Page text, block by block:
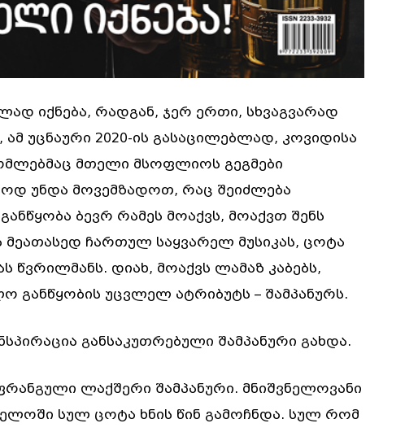
იქნება, რადგან, ჯერ ერთი, სხვაგვარად
უცნაური 2020-ის გასაცილებლად, კოვიდისა
მთელი მსოფლიოს გეგმები
უნდა მოვემზადოთ, რაც შეიძლება
ბევრ რამეს მოაქვს, მოაქვთ შენს
მეათასედ ჩართულ საყვარელ მუსიკას, ცოტა
წვრილმანს. დიახ, მოაქვს ლამაზ კაბებს,
განწყობის უცვლელ ატრიბუტს – შამპანურს.
განსაკუთრებული შამპანური გახდა.
ლაქშერი შამპანური. მნიშვნელოვანი
სულ ცოტა ხნის წინ გამოჩნდა. სულ რომ